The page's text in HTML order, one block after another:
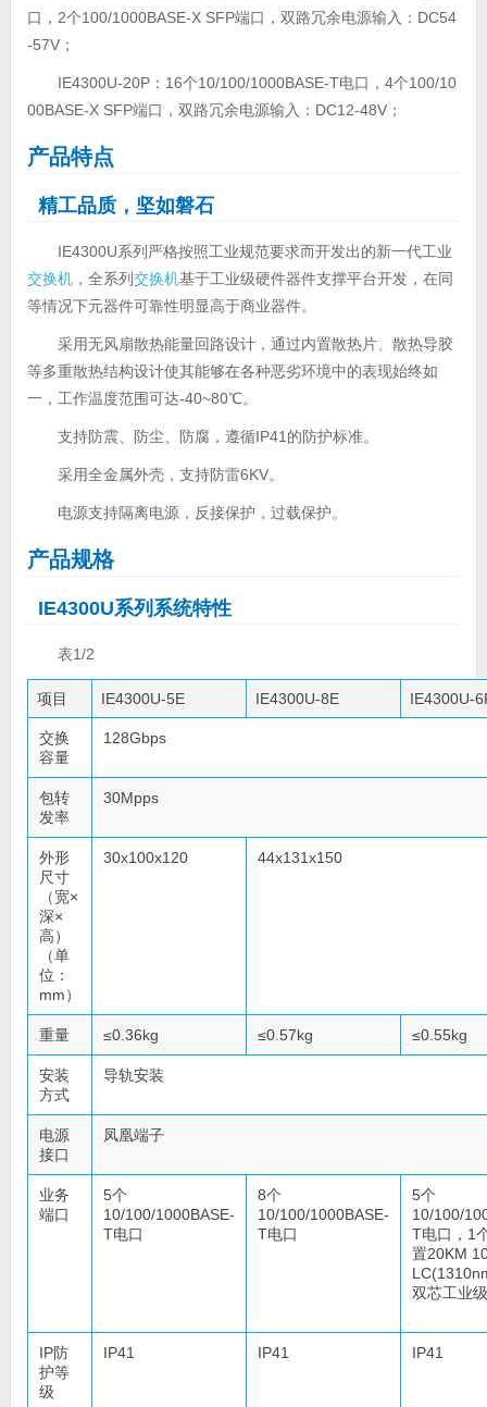
口，2个100/1000BASE-X SFP端口，双路冗余电源输入：DC54
-57V；
IE4300U-20P：16个10/100/1000BASE-T电口，4个100/10
00BASE-X SFP端口，双路冗余电源输入：DC12-48V；
产品特点
精工品质，坚如磐石
IE4300U系列严格按照工业规范要求而开发出的新一代工业
交换机，全系列交换机基于工业级硬件器件支撑平台开发，在同
等情况下元器件可靠性明显高于商业器件。
采用无风扇散热能量回路设计，通过内置散热片、散热导胶
等多重散热结构设计使其能够在各种恶劣环境中的表现始终如
一，工作温度范围可达-40~80℃。
支持防震、防尘、防腐，遵循IP41的防护标准。
采用全金属外壳，支持防雷6KV。
电源支持隔离电源，反接保护，过载保护。
产品规格
IE4300U系列系统特性
表1/2
项目 IE4300U-5E IE4300U-8E IE4300U-
交换
容量
128Gbps
包转
发率
30Mpps
外形
尺寸
（宽×
深×
高）
（单
位：
mm）
30x100x120 44x131x150
重量 ≤0.36kg ≤0.57kg ≤0.55kg
安装
方式
导轨安装
电源
接口
凤凰端子
业务
端口
5个
10/100/1000BASE-
T电口
8个
10/100/1000BASE-
T电口
5个
10/100/
T电口，1
置20KM
双芯工业
IP防
护等
级
IP41 IP41 IP41